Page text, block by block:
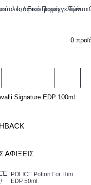
/ Επιστροφές
Ιστορικό Παραγγελιών
0
Signature EDP 100ml
ΑΦΊΞΕΙΣ
POLICE Potion For Him
EDP 50ml